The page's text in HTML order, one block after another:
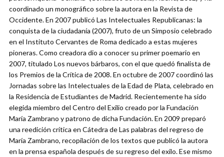
coordinado un monográfico sobre la autora en la Revista de
Occidente. En 2007 publicó Las Intelectuales Republicanas: la
conquista de la ciudadanía (2007), fruto de un Simposio celebrado
en el Instituto Cervantes de Roma dedicado a estas mujeres
pioneras. Como creadora dio a conocer su primer poemario en
2007, titulado Los nuevos bárbaros, con el que quedó finalista de
los Premios de la Crítica de 2008. En octubre de 2007 coordinó las
Jornadas sobre las Intelectuales de la Edad de Plata, celebrado en
la Residencia de Estudiantes de Madrid. Recientemente ha sido
elegida miembro del Centro del Exilio creado por la Fundación
María Zambrano y patrono de dicha Fundación. En 2009 preparó
una reedición crítica en Cátedra de Las palabras del regreso de
María Zambrano, recopilación de los textos que publicó la autora
en la prensa española después de su regreso del exilo. Ese mismo